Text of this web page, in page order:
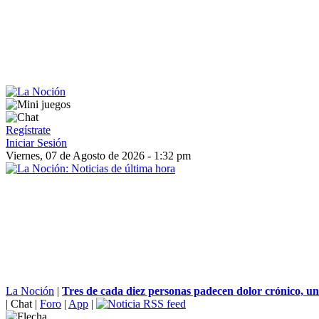
Regístrate
Iniciar Sesión
Viernes, 07 de Agosto de 2026 - 1:32 pm
La Noción | Tres de cada diez personas padecen dolor crónico,
| Chat | Foro | App |